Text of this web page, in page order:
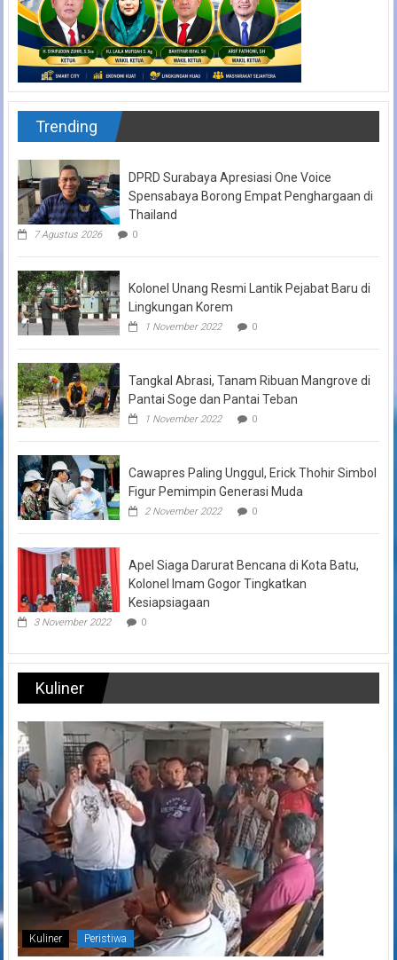
Trending
DPRD Surabaya Apresiasi One Voice
Spensabaya Borong Empat Penghargaan di
Thailand
7 Agustus 2026 0
Kolonel Unang Resmi Lantik Pejabat Baru di
Lingkungan Korem
1 November 2022 0
Tangkal Abrasi, Tanam Ribuan Mangrove di
Pantai Soge dan Pantai Teban
1 November 2022 0
Cawapres Paling Unggul, Erick Thohir Simbol
Figur Pemimpin Generasi Muda
2 November 2022 0
Apel Siaga Darurat Bencana di Kota Batu,
Kolonel Imam Gogor Tingkatkan
Kesiapsiagaan
3 November 2022 0
Kuliner
Kuliner Peristiwa